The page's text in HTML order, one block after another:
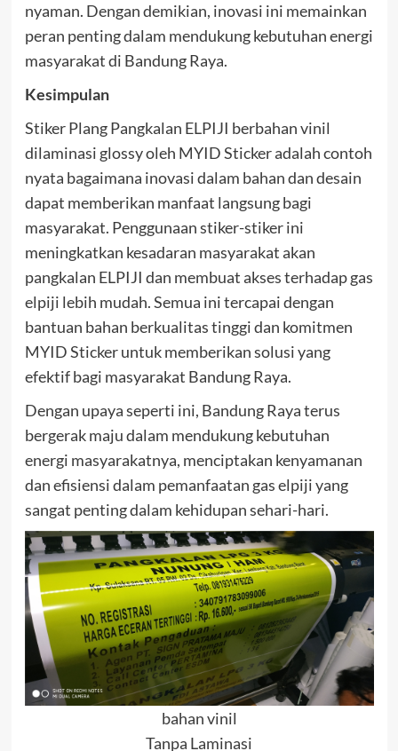
nyaman. Dengan demikian, inovasi ini memainkan
peran penting dalam mendukung kebutuhan energi
masyarakat di Bandung Raya.
Kesimpulan
Stiker Plang Pangkalan ELPIJI berbahan vinil
dilaminasi glossy oleh MYID Sticker adalah contoh
nyata bagaimana inovasi dalam bahan dan desain
dapat memberikan manfaat langsung bagi
masyarakat. Penggunaan stiker-stiker ini
meningkatkan kesadaran masyarakat akan
pangkalan ELPIJI dan membuat akses terhadap gas
elpiji lebih mudah. Semua ini tercapai dengan
bantuan bahan berkualitas tinggi dan komitmen
MYID Sticker untuk memberikan solusi yang
efektif bagi masyarakat Bandung Raya.
Dengan upaya seperti ini, Bandung Raya terus
bergerak maju dalam mendukung kebutuhan
energi masyarakatnya, menciptakan kenyamanan
dan efisiensi dalam pemanfaatan gas elpiji yang
sangat penting dalam kehidupan sehari-hari.
bahan vinil
Tanpa Laminasi